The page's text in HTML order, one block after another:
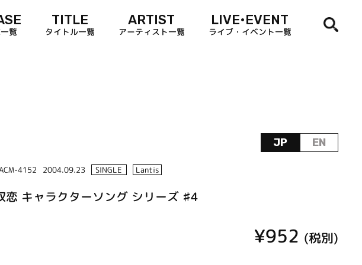
覧
TITLE
タイトル一覧
ARTIST
アーティスト一覧
LIVE•EVENT
ライブ・イベント一覧
JP EN
4152 2004.09.23 SINGLE Lantis
恋 キャラクターソング シリーズ ♯4
¥952 (税別)